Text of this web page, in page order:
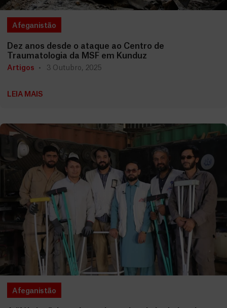
Afeganistão
Dez anos desde o ataque ao Centro de
Traumatologia da MSF em Kunduz
Artigos 3 Outubro, 2025
LEIA MAIS
Afeganistão